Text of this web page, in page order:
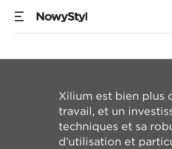
Xilium est bien plus
travail, et un
techniques et sa
d’utilisation et